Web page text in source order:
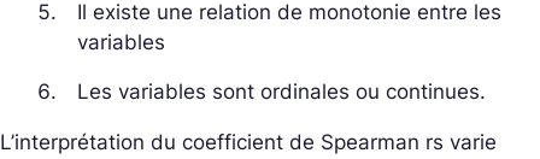
Il existe une relation de monotonie entre les
variables
Les variables sont ordinales ou continues.
L’interprétation du coefficient de Spearman rs varie